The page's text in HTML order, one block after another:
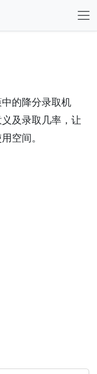
的降分录取机
及录取几率，让
空间。